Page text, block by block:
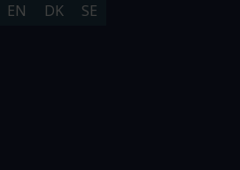
EN DK SE